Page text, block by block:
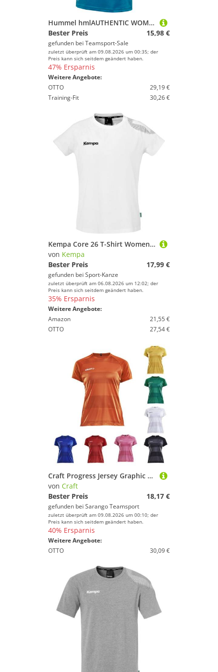
Hummel hmlAUTHENTIC WOMAN FUNCTIONAL POLO - CELESTIAL - XS
Bester Preis
15,98 €
gefunden bei Teamsport-Sale
zuletzt überprüft am 09.08.2026 um 00:35; der
Preis kann sich seitdem geändert haben.
47% Ersparnis
Weitere Angebote:
OTTO
29,19 €
Training-Fit
30,26 €
Kempa Core 26 T-Shirt Women 200366202 wei? - Gr. XXL
von Kempa
Bester Preis
17,99 €
gefunden bei Sport-Kanze
zuletzt überprüft am 06.08.2026 um 12:02; der
Preis kann sich seitdem geändert haben.
35% Ersparnis
Weitere Angebote:
Amazon
21,55 €
OTTO
27,54 €
Craft Progress Jersey Graphic W Damen
von Craft
Bester Preis
18,17 €
gefunden bei Sarango Teamsport
zuletzt überprüft am 09.08.2026 um 00:10; der
Preis kann sich seitdem geändert haben.
40% Ersparnis
Weitere Angebote:
OTTO
30,09 €